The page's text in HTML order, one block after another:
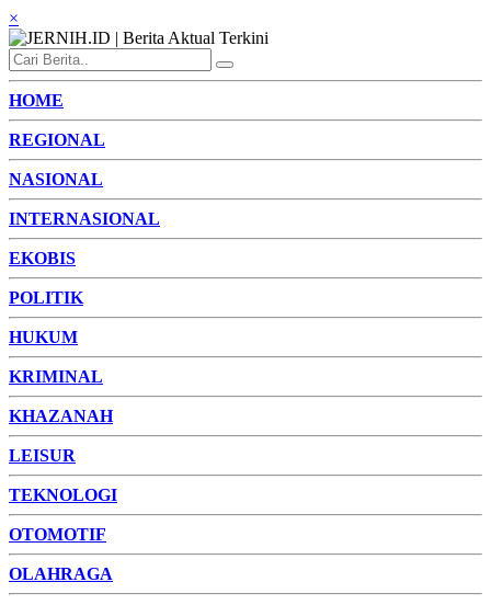
×
HOME
REGIONAL
NASIONAL
INTERNASIONAL
EKOBIS
POLITIK
HUKUM
KRIMINAL
KHAZANAH
LEISUR
TEKNOLOGI
OTOMOTIF
OLAHRAGA